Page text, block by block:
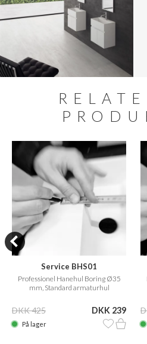
Service BHS01
Professionel Hanehul Boring Ø35
mm, Standard armaturhul
DKK 425 DKK 239
På lager